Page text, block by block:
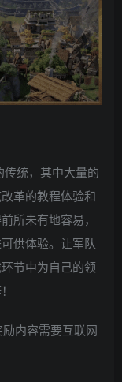
传统，其中大量的
革的教程体验和
所未有地容易，
供体验。让军队
节中为自己的领
内容需要互联网